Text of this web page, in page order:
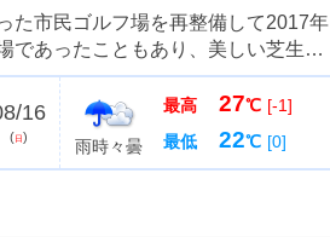
た市民ゴルフ場を再整備して2017年
であったこともあり、美しい芝生が
お弁当をもってプチハイキングもお
走り...
16
( 日) 雨時々曇
最高 27℃ [-1]
最低
22℃ [0]